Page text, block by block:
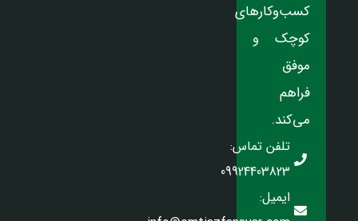
کسب‌وکارهای
کوچک و
موفق
فراهم
می‌کند.
تلفن تماس:
09924403823
ایمیل: